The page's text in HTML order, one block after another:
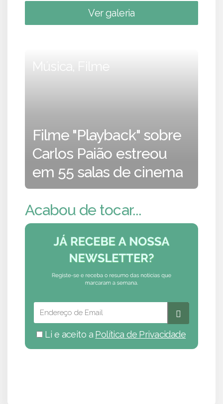
Ver galeria
Música, Filme
Filme "Playback" sobre
Carlos Paião estreou
em 55 salas de cinema
Acabou de tocar...
Li e aceito a Política de Privacidade